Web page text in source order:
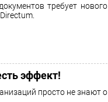
требует нового
эффект!
просто не знают о